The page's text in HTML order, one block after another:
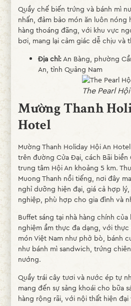
Quầy chế biến trứng và bánh mì
nhấn, đảm bảo món ăn luôn nóng
hàng thoáng đãng, với khu vực
bơi, mang lại cảm giác dễ chịu và
Địa chỉ:An Bàng, phường
An, tỉnh Quảng Nam
The Pearl
Mường Thanh
Hotel
Mường Thanh Holiday Hội An
trên đường Cửa Đại, cách Bãi
trung tâm Hội An khoảng 5 km.
Muong Thanh nổi tiếng, nơi đây
nghỉ dưỡng hiện đại, giá cả hợp
nghiệp, phù hợp cho gia đình và
Buffet sáng tại nhà hàng chính
nghiệm ẩm thực đa dạng, với
món Việt Nam như phở bò, bánh
như bánh mì sandwich, trứng
nướng.
Quầy trái cây tươi và nước ép tự
mang đến sự sảng khoái cho bữa
hàng rộng rãi, với nội thất hiện